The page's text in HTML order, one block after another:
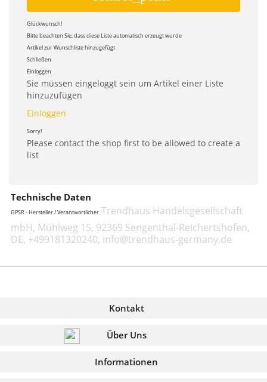
Glückwunsch!
Bitte beachten Sie, dass diese Liste automatisch erzeugt wurde
Artikel zur Wunschliste hinzugefügt
Schließen
Einloggen
Sie müssen eingeloggt sein um Artikel einer Liste
hinzuzufügen
Einloggen
Sorry!
Please contact the shop first to be allowed to create a
list
Technische Daten
GPSR - Hersteller / Verantwortlicher Trendhaus Handelsgesellschaft
mbH, Mühlweg 15, 92369 Sengenthal-Reichertshofen,
DE, +499181320240, info@trendhaus-germany.de
Kontakt
Über Uns
Informationen